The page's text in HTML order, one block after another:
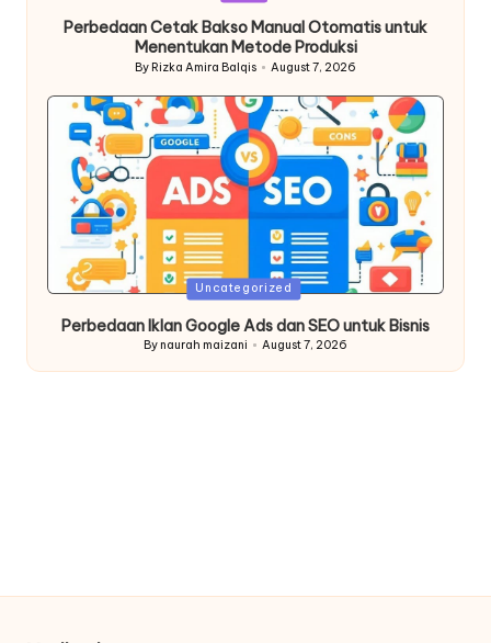
Perbedaan Cetak Bakso Manual Otomatis untuk
Menentukan Metode Produksi
Posted
By Rizka Amira Balqis August 7, 2026
Posted
Uncategorized
Perbedaan Iklan Google Ads dan SEO untuk Bisnis
Posted
By naurah maizani August 7, 2026